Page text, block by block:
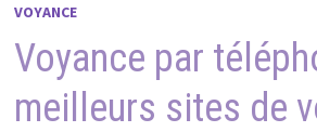
VOYANCE
Voyance par
meilleurs sites de